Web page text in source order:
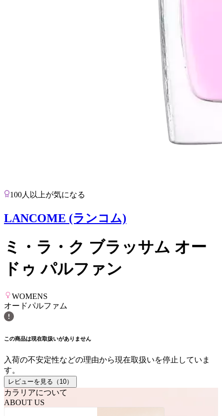
100人以上が気になる
LANCOME (ランコム)
ミ・ラ・ク ブラッサム オー
ドゥ パルファン
WOMENS
オードパルファム
この商品は現在取扱いがありません
入荷の不安定性などの理由から現在取扱いを停止していま
す。
レビューを見る（ 10）
カラリアについて
ABOUT US